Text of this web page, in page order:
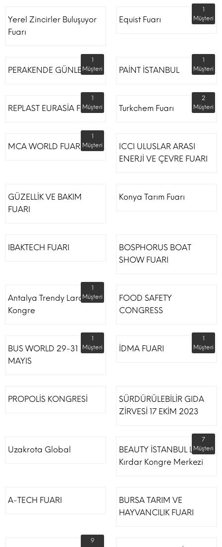
Yerel Zincirler Buluşuyor
Fuarı
Equist Fuarı
1
Müşteri
PERAKENDE GÜNLERİ
1
Müşteri
PAİNT İSTANBUL
1
Müşteri
REPLAST EURASİA FUARI
1
Müşteri
Turkchem Fuarı
2
Müşteri
MCA WORLD FUARI
1
Müşteri
ICCI ULUSLAR ARASI
ENERJİ VE ÇEVRE FUARI
GÜZELLİK VE BAKIM
FUARI
Konya Tarım Fuarı
IBAKTECH FUARI
BOSPHORUS BOAT
SHOW FUARI
Antalya Trendy Lara Otel
Kongre
1
Müşteri
FOOD SAFETY
CONGRESS
BUS WORLD 29-31
MAYIS
1
Müşteri
İDMA FUARI
1
Müşteri
PROPOLİS KONGRESİ
SÜRDÜRÜLEBİLİR GIDA
ZİRVESİ 17 EKİM 2023
Uzakrota Global
BEAUTY İSTANBUL Lütfi
Kırdar Kongre Merkezi
7
Müşteri
A-TECH FUARI
BURSA TARIM VE
HAYVANCILIK FUARI
9